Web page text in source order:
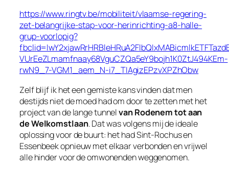
https://www.ringtv.be/mobiliteit/vlaamse-regering-
zet-belangrijke-stap-voor-herinrichting-a8-halle-
grup-voorlopig?
VUrEeZLmamfnaay68VguCZQa5eY9bojh1K0ZtJ494KEm-
rwN9_7-VGM1_aem_N-i7_TIAgizEPzvXPZhObw
Zelf blijf ik het een gemiste kans vinden dat men
destijds niet de moed had om door te zetten met het
project van de lange tunnelvan Rodenem tot aan
de Welkomstlaan. Dat was volgens mij de ideale
oplossing voor de buurt: het had Sint‑Rochus en
Essenbeek opnieuw met elkaar verbonden en vrijwel
alle hinder voor de omwonenden weggenomen.